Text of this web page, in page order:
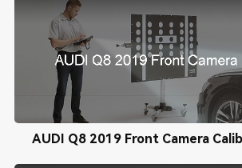
AUDI Q8 2019 Front Camera